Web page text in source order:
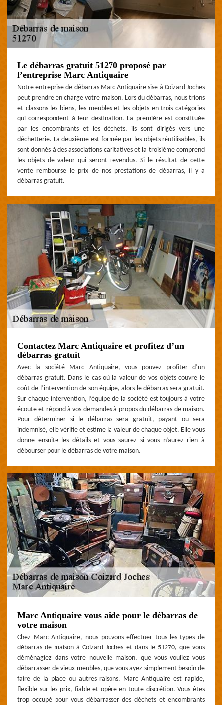
Le débarras gratuit 51270 proposé par
l’entreprise Marc Antiquaire
Notre entreprise de débarras Marc Antiquaire sise à Coizard Joches
peut prendre en charge votre maison. Lors du débarras, nous trions
et classons les biens, les meubles et les objets en trois catégories
qui correspondent à leur destination. La première est constituée
par les encombrants et les déchets, ils sont dirigés vers une
déchetterie. La deuxième est formée par les objets réutilisables, ils
sont donnés à des associations caritatives et la troisième comprend
les objets de valeur qui seront revendus. Si le résultat de cette
vente rembourse le prix de nos prestations de débarras, il y a
débarras gratuit.
Contactez Marc Antiquaire et profitez d’un
débarras gratuit
Avec la société Marc Antiquaire, vous pouvez profiter d’un
débarras gratuit. Dans le cas où la valeur de vos objets couvre le
coût de l’intervention de son équipe, alors le débarras sera gratuit.
Sur chaque intervention, l’équipe de la société est toujours à votre
écoute et répond à vos demandes à propos du débarras de maison.
Pour déterminer si le débarras sera gratuit, payant ou sera
indemnisé, elle vérifie et estime la valeur de chaque objet. Elle vous
donne ensuite les détails et vous saurez si vous n’aurez rien à
débourser pour le débarras de votre maison.
Marc Antiquaire vous aide pour le débarras de
votre maison
Chez Marc Antiquaire, nous pouvons effectuer tous les types de
débarras de maison à Coizard Joches et dans le 51270, que vous
déménagiez dans votre nouvelle maison, que vous vouliez vous
débarrasser de vieux meubles, que vous ayez simplement besoin de
faire de la place ou autres raisons. Marc Antiquaire est rapide,
flexible sur les prix, fiable et opère en toute discrétion. Vous êtes
trop occupé pour vous débarrasser des déchets et encombrants